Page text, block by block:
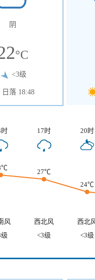
阴
°C
<3级
日落 18:48
时 17时 20时
27℃
24℃
风 西北风
西北
<3级 <3级